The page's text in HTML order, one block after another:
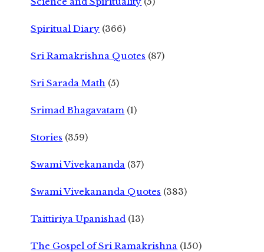
Spiritual Diary (366)
Sri Ramakrishna Quotes (87)
Sri Sarada Math (5)
Srimad Bhagavatam (1)
Stories (359)
Swami Vivekananda (37)
Swami Vivekananda Quotes (383)
Taittiriya Upanishad (13)
The Gospel of Sri Ramakrishna (150)